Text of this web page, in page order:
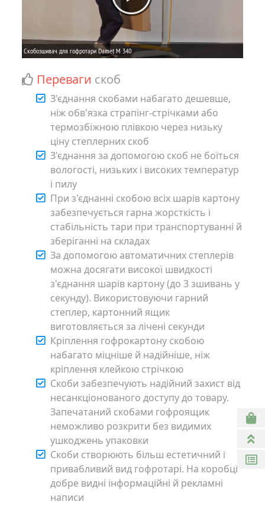
Переваги скоб
З'єднання скобами набагато дешевше,
ніж обв'язка страпінг-стрічками або
термозбіжною плівкою через низьку
ціну степлерних скоб
З'єднання за допомогою скоб не боїться
вологості, низьких і високих температур
і пилу
При з'єднанні скобою всіх шарів картону
забезпечується гарна жорсткість і
стабільність тари при транспортуванні й
зберіганні на складах
За допомогою автоматичних степлерів
можна досягати високої швидкості
з'єднання шарів картону (до 3 зшивань у
секунду). Використовуючи гарний
степлер, картонний ящик
виготовляється за лічені секунди
Кріплення гофрокартону скобою
набагато міцніше й надійніше, ніж
кріплення клейкою стрічкою
Скоби забезпечують надійний захист від
несанкціонованого доступу до товару.
Запечатаний скобами гофроящик
неможливо розкрити без видимих
ушкоджень упаковки
Скоби створюють більш естетичний і
привабливий вид гофротарі. На коробці
добре видні інформаційні й рекламні
написи